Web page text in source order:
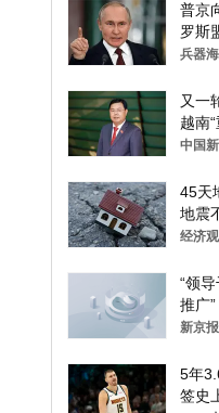
普京
罗斯
用核
兵器
又一
越南
中国
45天
地震
经济
“领
推广”
新京报
5年
签史